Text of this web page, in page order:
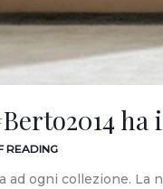
READING
ad ogni collezione.